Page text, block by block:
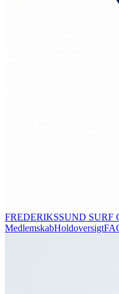
FREDERIKSSUND SURF
MedlemskabHoldoversigt